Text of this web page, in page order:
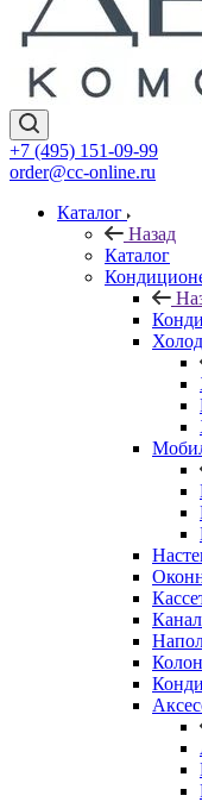
+7 (495) 151-09-99
order@cc-online.ru
Каталог
Назад
Каталог